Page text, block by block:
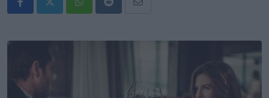
WhatsappRedditShare
Email